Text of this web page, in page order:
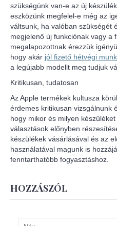
szükségünk van-e az új
eszközünk megfelel-e még az
váltsunk, ha valóban szükségét
megjelenő új funkciónak vagy a
megalapozottnak érezzük
hogy akár jól fizető hétvégi
a legújabb modellt meg tudjuk
Kritikusan, tudatosan
Az Apple termékek kultusza
érdemes kritikusan vizsgálnunk
hogy mikor és milyen
választások előnyben
készülékek vásárlásával és az
használatával magunk is
fenntarthatóbb fogyasztáshoz.
HOZZÁSZÓL